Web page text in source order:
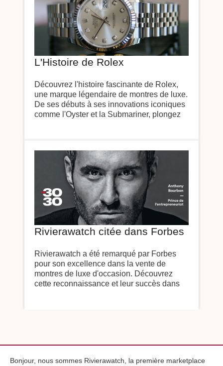
L'Histoire de Rolex
Découvrez l'histoire fascinante de Rolex,
une marque légendaire de montres de luxe.
De ses débuts à ses innovations iconiques
comme l'Oyster et la Submariner, plongez
Rivierawatch citée dans Forbes
Rivierawatch a été remarqué par Forbes
pour son excellence dans la vente de
montres de luxe d'occasion. Découvrez
cette reconnaissance et leur succès dans
Bonjour, nous sommes Rivierawatch, la première marketplace